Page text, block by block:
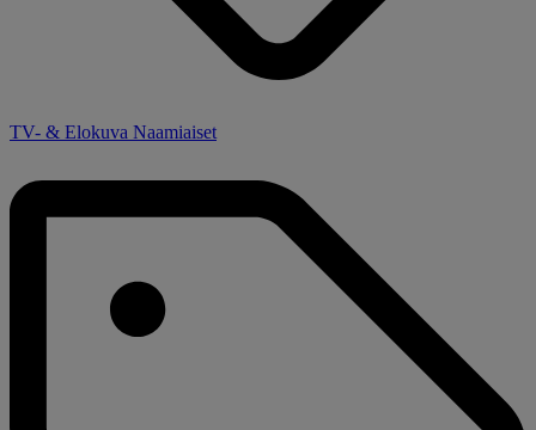
TV- & Elokuva Naamiaiset